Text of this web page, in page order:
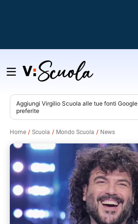
Salta
contenuto
Aggiungi Virgilio Scuola alle tue fonti Google
preferite
Home Scuola Mondo Scuola News